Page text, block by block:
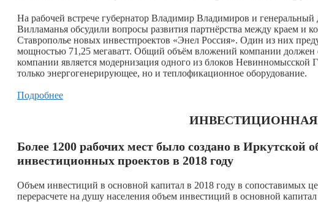
На рабочей встрече губернатор Владимир Владимиров и
Вилламанья обсудили вопросы развития партнёрства между краем и
Ставрополье новых инвестпроектов «Энел Россия». Один из них
мощностью 71,25 мегаватт. Общий объём вложений компании
компании является модернизация одного из блоков
только энергогенерирующее, но и теплофикационное оборудование.
Подробнее
Более 1200 рабочих мест было создано в Иркутской
инвестиционных проектов в 2018 году
Объем инвестиций в основной капитал в 2018 году в сопоставимых
перерасчете на душу населения объем инвестиций в основной